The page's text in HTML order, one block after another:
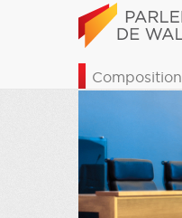
Composition